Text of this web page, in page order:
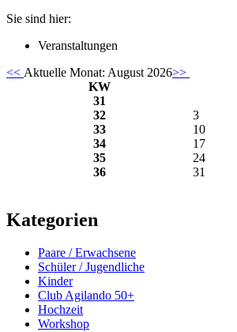
Sie sind hier:
Veranstaltungen
<< Aktuelle Monat: August 2026>>
KW
31
32
3
33
10
34
17
35
24
36
31
Kategorien
Paare / Erwachsene
Schüler / Jugendliche
Kinder
Club Agilando 50+
Hochzeit
Workshop